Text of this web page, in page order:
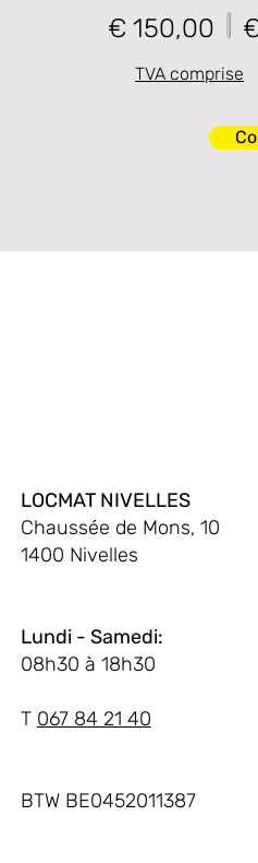
€ 150,00
TVA comprise
LOCMAT NIVELLES
Chaussée de Mons, 10
1400 Nivelles
Lundi - Samedi:
08h30 à 18h30
T 067 84 21 40
BTW BE0452011387